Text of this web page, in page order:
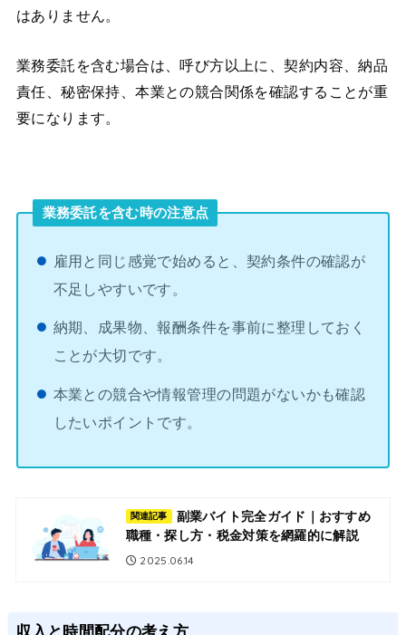
はありません。
業務委託を含む場合は、呼び方以上に、契約内容、納品
責任、秘密保持、本業との競合関係を確認することが重
要になります。
業務委託を含む時の注意点
雇用と同じ感覚で始めると、契約条件の確認が
不足しやすいです。
納期、成果物、報酬条件を事前に整理しておく
ことが大切です。
本業との競合や情報管理の問題がないかも確認
したいポイントです。
関連記事
副業バイト完全ガイド｜おすすめ
職種・探し方・税金対策を網羅的に解説
2025.06.14